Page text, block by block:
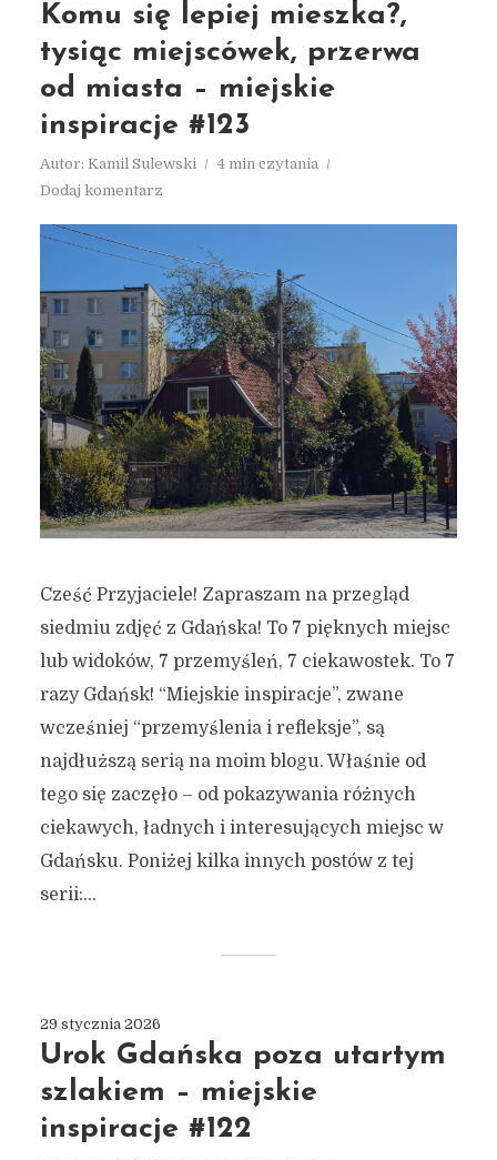
Komu się lepiej mieszka?,
tysiąc miejscówek, przerwa
od miasta – miejskie
inspiracje #123
Autor: Kamil Sulewski
4 min czytania
Dodaj komentarz
Cześć Przyjaciele! Zapraszam na przegląd
siedmiu zdjęć z Gdańska! To 7 pięknych miejsc
lub widoków, 7 przemyśleń, 7 ciekawostek. To 7
razy Gdańsk! “Miejskie inspiracje”, zwane
wcześniej “przemyślenia i refleksje”, są
najdłuższą serią na moim blogu. Właśnie od
tego się zaczęło – od pokazywania różnych
ciekawych, ładnych i interesujących miejsc w
Gdańsku. Poniżej kilka innych postów z tej
serii:...
29 stycznia 2026
Urok Gdańska poza utartym
szlakiem – miejskie
inspiracje #122